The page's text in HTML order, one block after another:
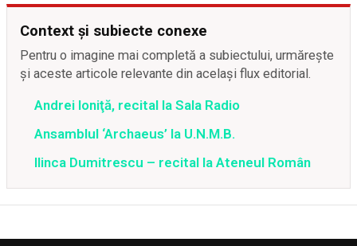
Context și subiecte conexe
Pentru o imagine mai completă a subiectului, urmărește
și aceste articole relevante din același flux editorial.
Andrei Ioniţă, recital la Sala Radio
Ansamblul ‘Archaeus’ la U.N.M.B.
Ilinca Dumitrescu – recital la Ateneul Român